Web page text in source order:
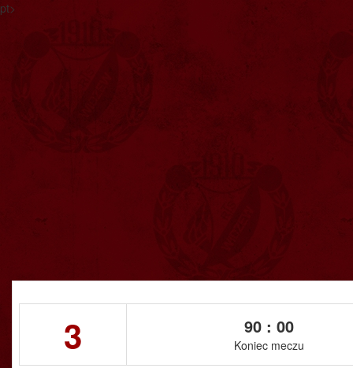
pt>
3 90 : 00
Koniec meczu